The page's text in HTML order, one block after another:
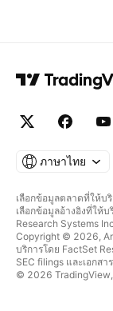
ภาษาไทย
เลือกข้อมูลตลาดที่ให้บ
เลือกข้อมูลอ้างอิงที่ให้
Research Systems
Copyright © 2026,
บริการโดย FactSet
SEC filings และเอกส
© 2026